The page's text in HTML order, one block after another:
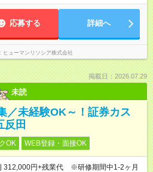
応募する 詳細へ
ヒューマンリソシア株式会社
掲載日：2026.07.29
未読
／未経験OK～！証券カス
反田
OK WEB登録・面接OK
円+残業代 ※研修期間中1-2ヶ月